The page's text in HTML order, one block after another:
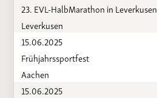
23. EVL-HalbMarathon in Leverkusen
Leverkusen
15.06.2025
Frühjahrssportfest
Aachen
15.06.2025